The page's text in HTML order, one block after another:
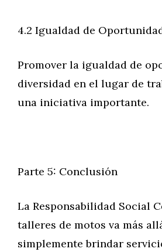
4.2 Igualdad de
Promover la igualdad de
diversidad en el lugar de
una iniciativa importante.
Parte 5: Conclusión
La Responsabilidad Social
talleres de motos va más
simplemente brindar